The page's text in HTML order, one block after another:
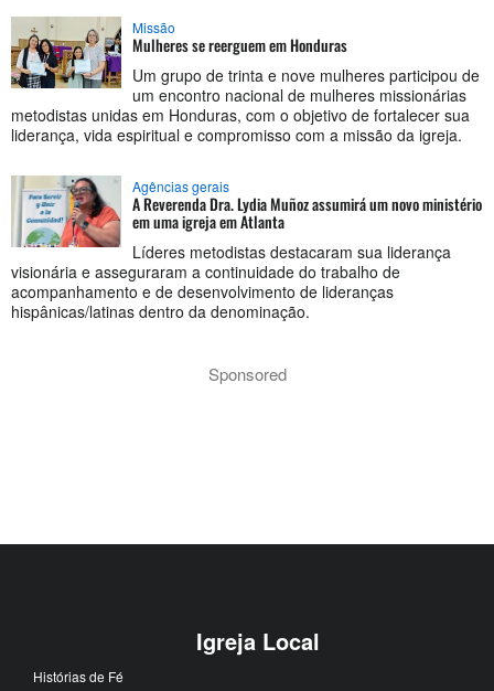
Missão
Mulheres se reerguem em Honduras
Um grupo de trinta e nove mulheres participou de
um encontro nacional de mulheres missionárias
metodistas unidas em Honduras, com o objetivo de fortalecer sua
liderança, vida espiritual e compromisso com a missão da igreja.
Agências gerais
A Reverenda Dra. Lydia Muñoz assumirá um novo ministério
em uma igreja em Atlanta
Líderes metodistas destacaram sua liderança
visionária e asseguraram a continuidade do trabalho de
acompanhamento e de desenvolvimento de lideranças
hispânicas/latinas dentro da denominação.
Sponsored
Igreja Local
Histórias de Fé